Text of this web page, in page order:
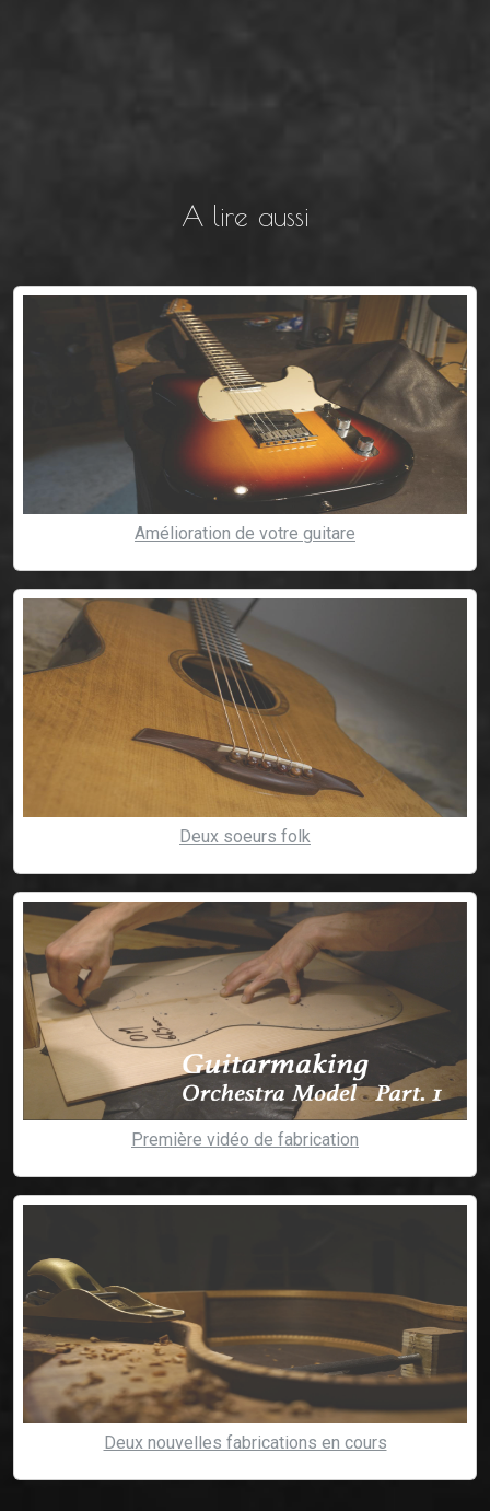
A lire aussi
Amélioration de votre guitare
Deux soeurs folk
Première vidéo de fabrication
Deux nouvelles fabrications en cours